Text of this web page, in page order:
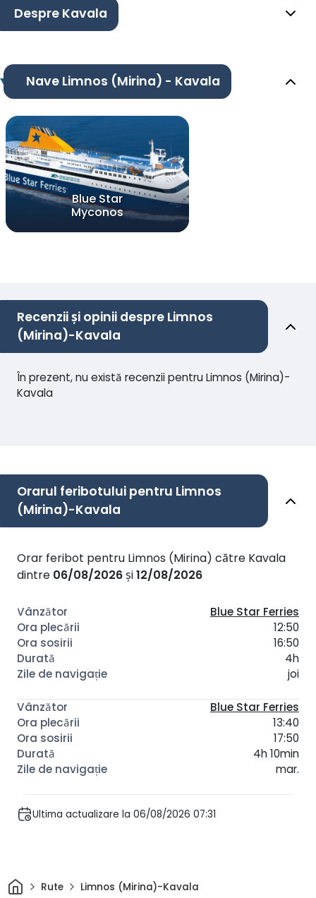
Despre Kavala
Nave Limnos (Mirina) - Kavala
Blue Star
Myconos
Recenzii și opinii despre Limnos
(Mirina)-Kavala
În prezent, nu există recenzii pentru Limnos (Mirina)-
Kavala
Orarul feribotului pentru Limnos
(Mirina)-Kavala
Orar feribot pentru Limnos (Mirina) către Kavala
dintre 06/08/2026și12/08/2026
Blue Star Ferries
12:50
16:50
4h
joi
Blue Star Ferries
13:40
17:50
4h 10min
mar.
Ultima actualizare la 06/08/2026 07:31
AcasăRute Limnos (Mirina)-Kavala